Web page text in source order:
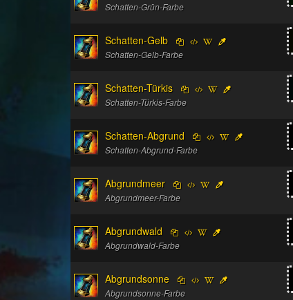
Schatten-Grün-Farbe
Schatten-Gelb
Schatten-Gelb-Farbe
Schatten-Türkis
Schatten-Türkis-Farbe
Schatten-Abgrund
Schatten-Abgrund-Farbe
Abgrundmeer
Abgrundmeer-Farbe
Abgrundwald
Abgrundwald-Farbe
Abgrundsonne
Abgrundsonne-Farbe